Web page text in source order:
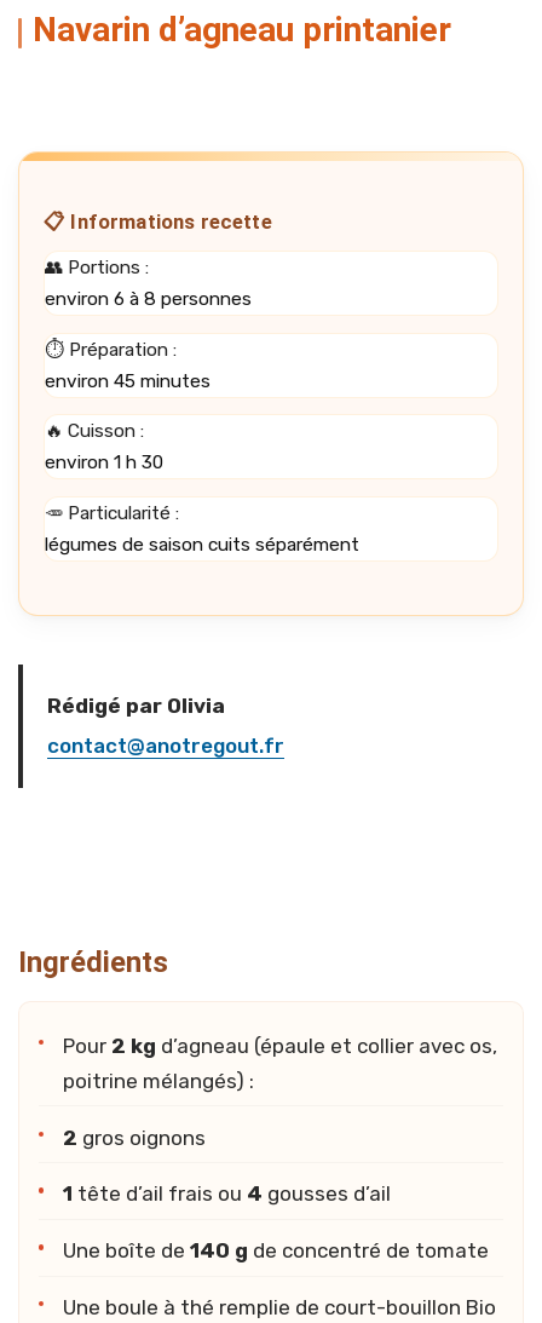
Navarin d’agneau printanier
📋 Informations recette
👥 Portions :
environ 6 à 8 personnes
⏱️ Préparation :
environ 45 minutes
🔥 Cuisson :
environ 1 h 30
🥕 Particularité :
légumes de saison cuits séparément
Rédigé par Olivia
contact@anotregout.fr
Ingrédients
Pour 2 kg d’agneau (épaule et collier avec os,
poitrine mélangés) :
2 gros oignons
1 tête d’ail frais ou 4 gousses d’ail
Une boîte de 140 g de concentré de tomate
Une boule à thé remplie de court-bouillon Bio